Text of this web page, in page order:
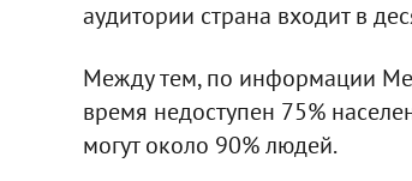
аудитории страна входит в
Между тем, по информации
время недоступен 75%
могут около 90% людей.